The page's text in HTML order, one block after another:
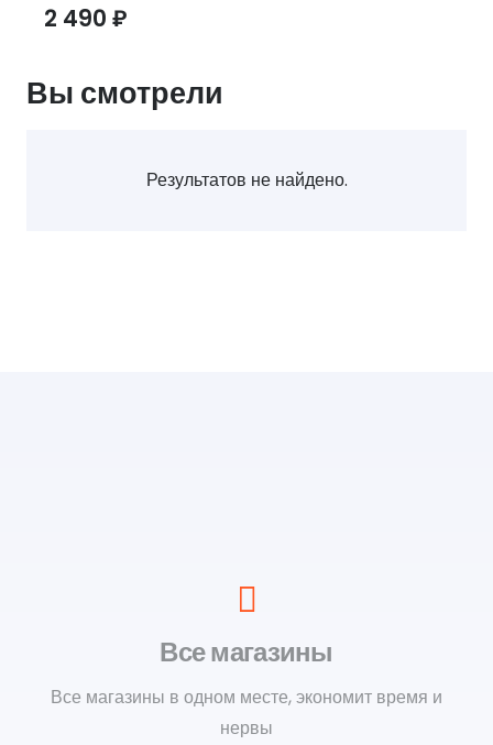
2 490 ₽
Вы смотрели
Результатов не найдено.
Все магазины
Все магазины в одном месте, экономит время и
нервы